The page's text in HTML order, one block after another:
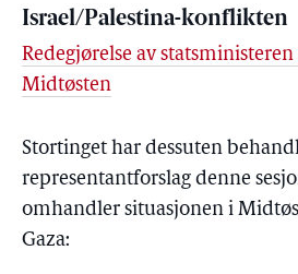
Israel/Palestina-konflikten
Redegjørelse av
Midtøsten
Stortinget har dessuten
representantforslag denne
omhandler situasjonen i
Gaza: